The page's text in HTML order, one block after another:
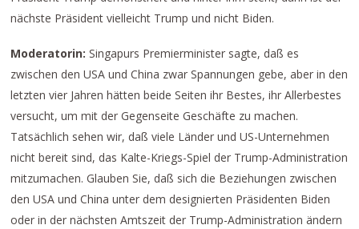
nächste Präsident vielleicht Trump und nicht Biden.
Moderatorin: Singapurs Premierminister sagte, daß es
zwischen den USA und China zwar Spannungen gebe, aber in den
letzten vier Jahren hätten beide Seiten ihr Bestes, ihr Allerbestes
versucht, um mit der Gegenseite Geschäfte zu machen.
Tatsächlich sehen wir, daß viele Länder und US-Unternehmen
nicht bereit sind, das Kalte-Kriegs-Spiel der Trump-Administration
mitzumachen. Glauben Sie, daß sich die Beziehungen zwischen
den USA und China unter dem designierten Präsidenten Biden
oder in der nächsten Amtszeit der Trump-Administration ändern